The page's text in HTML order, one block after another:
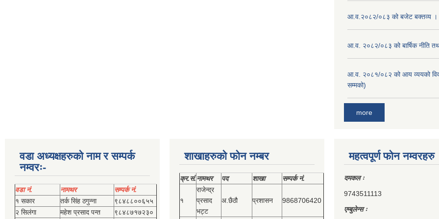
आ.व.२०८२/०८३ को बजेट बक्तव्य ।
आ.व. २०८२/०८३ को बार्षिक नीति
आ.व. २०८१/०८२ को आय व्ययको
सम्मको)
more
वडा अध्यक्षहरुको नाम र सम्पर्क
नम्वरः-
वडा नं. नामथर
सम्पर्क नं.
१ सकार
तर्क सिंह ठगुन्‍ना
९८४८८००६५५
२ सिलंगा
महेश प्रसाद पन्त ९८४८७१७२३०
शाखाहरुको फोन नम्बर
क्र.सं.नामथर पद शाखा सम्‍पर्क नं.
१
राजेन्द्र
प्रसाद
भट्ट
अ.छैठौ प्रशासन 9868706420
महत्वपूर्ण फोन नम्वरहरु
दमकल ः
9743511113
एम्बुलेन्स ः